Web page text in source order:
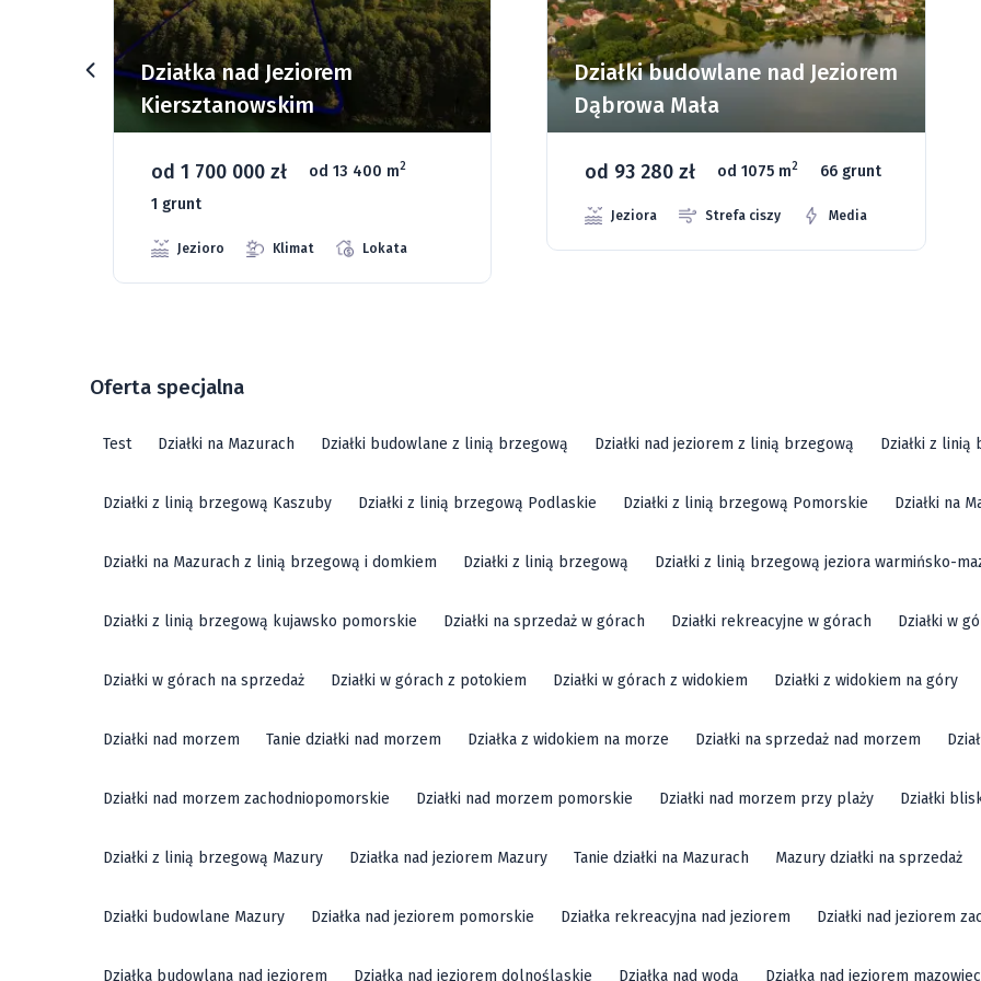
Działki budowlane nad Jeziorem
Dąbrowa Mała
od 93 280 zł od 1075 m2 66 grunt
Działki budowlane w
Wielkopolsce - Ksawerów
od 59 920 zł od 1070 m 3 grunty
Oferta specjalna
Test Działki na Mazurach Działki budowlane z linią brzegową Działki nad jeziorem z linią brzegową Działki z linią
Działki z linią brzegową Kaszuby Działki z linią brzegową Podlaskie Działki z linią brzegową Pomorskie Działki na
Działki na Mazurach z linią brzegową i domkiem Działki z linią brzegową Działki z linią brzegową jeziora warmińsko-
Działki z linią brzegową kujawsko pomorskie Działki na sprzedaż w górach Działki rekreacyjne w górach Działki w
Działki w górach na sprzedaż Działki w górach z potokiem Działki w górach z widokiem Działki z widokiem na góry
Działki nad morzem Tanie działki nad morzem Działka z widokiem na morze Działki na sprzedaż nad morzem
Działki nad morzem zachodniopomorskie Działki nad morzem pomorskie Działki nad morzem przy plaży Działki
Działki z linią brzegową Mazury Działka nad jeziorem Mazury Tanie działki na Mazurach Mazury działki na sprzedaż
Działki budowlane Mazury Działka nad jeziorem pomorskie Działka rekreacyjna nad jeziorem Działki nad jeziorem
Działka budowlana nad jeziorem Działka nad jeziorem dolnośląskie Działka nad wodą Działka nad jeziorem